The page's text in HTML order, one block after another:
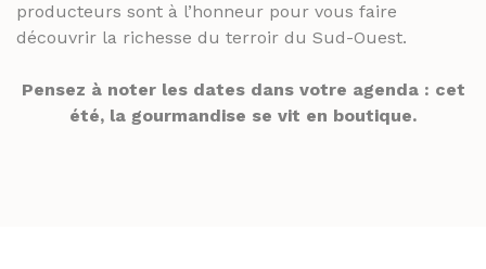
producteurs sont à l’honneur pour vous faire
découvrir la richesse du terroir du Sud-Ouest.
Pensez à noter les dates dans votre agenda : cet
été, la gourmandise se vit en boutique.